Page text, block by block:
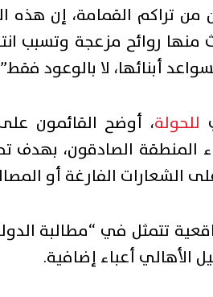
من تراكم القمامة، إن
منها روائح مزعجة وتسبب
أبنائها، لا بالوعود
للحولة، أوضح القائمون
المنطقة الصادقون، بهدف
الشعارات الفارغة أو
تتمثل في “مطالبة
الأهالي أعباء إضافية.